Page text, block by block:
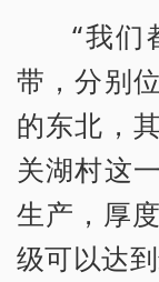
“我们
带，分别
的东北，
关湖村这
生产，厚
级可以达